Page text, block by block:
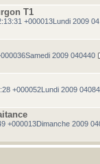
T1
+000013Lundi 2009
2009 040440
+000052Lundi 2009
+000013Dimanche 2009